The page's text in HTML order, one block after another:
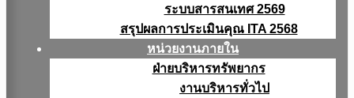
ระบบสารสนเทศ 2569
สรุปผลการประเมินคุณ ITA 2568
หน่วยงานภายใน
ฝ่ายบริหารทรัพยากร
งานบริหารทั่วไป